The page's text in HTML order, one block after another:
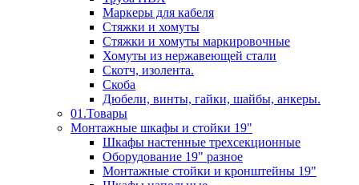
Маркеры для кабеля
Стяжки и хомуты
Стяжки и хомуты маркировочные
Хомуты из нержавеющей стали
Скотч, изолента.
Скоба
Дюбели, винты, гайки, шайбы, анкеры.
01.Товары
Монтажные шкафы и стойки 19"
Шкафы настенные трехсекционные
Оборудование 19" разное
Монтажные стойки и кронштейны 19"